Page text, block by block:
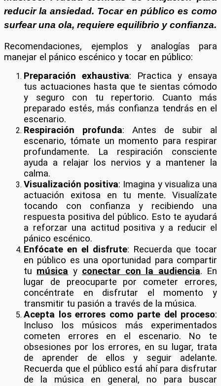
reducir la ansiedad. Tocar en público es como
surfear una ola, requiere equilibrio y confianza.
Recomendaciones, ejemplos y analogías para
manejar el pánico escénico y tocar en público:
Preparación exhaustiva: Practica y ensaya
tus actuaciones hasta que te sientas cómodo
y seguro con tu repertorio. Cuanto más
preparado estés, más confianza tendrás en el
escenario.
Respiración profunda: Antes de subir al
escenario, tómate un momento para respirar
profundamente. La respiración consciente
ayuda a relajar los nervios y a mantener la
calma.
Visualización positiva: Imagina y visualiza una
actuación exitosa en tu mente. Visualízate
tocando con confianza y recibiendo una
respuesta positiva del público. Esto te ayudará
a reforzar una actitud positiva y a reducir el
pánico escénico.
Enfócate en el disfrute: Recuerda que tocar
en público es una oportunidad para compartir
tu música y conectar con la audiencia. En
lugar de preocuparte por cometer errores,
concéntrate en disfrutar el momento y
transmitir tu pasión a través de la música.
Acepta los errores como parte del proceso:
Incluso los músicos más experimentados
cometen errores en el escenario. No te
obsesiones por los errores, en su lugar, trata
de aprender de ellos y seguir adelante.
Recuerda que el público está ahí para disfrutar
de la música en general, no para buscar